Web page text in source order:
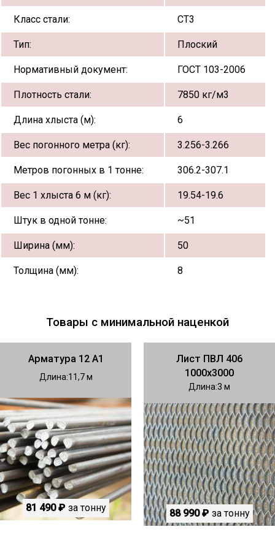
Класс стали: СТ3
Тип: Плоский
Нормативный документ: ГОСТ 103-2006
Плотность стали: 7850 кг/м3
Длина хлыста (м): 6
Вес погонного метра (кг): 3.256-3.266
Метров погонных в 1 тонне: 306.2-307.1
Вес 1 хлыста 6 м (кг): 19.54-19.6
Штук в одной тонне: ~51
Ширина (мм): 50
Толщина (мм): 8
Товары с минимальной наценкой
Арматура 12 А1
Длина 11,7
81 490 ₽ за тонну
Лист ПВЛ 406
1000х3000
Длина 3
88 990 ₽ за тонну